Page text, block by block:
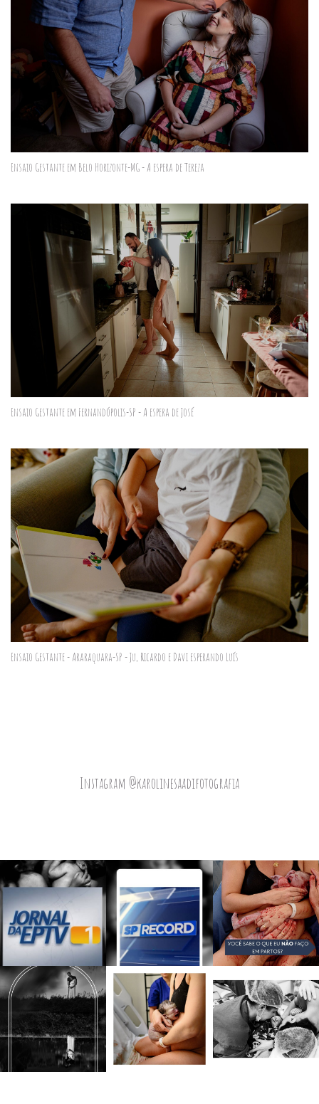
Ensaio Gestante em Belo Horizonte-MG - A espera de Tereza
Ensaio Gestante em Fernandópolis-SP - A espera de José
Ensaio Gestante - Araraquara-SP - Ju, Ricardo e Davi esperando Luís
Instagram @karolinesaadifotografia